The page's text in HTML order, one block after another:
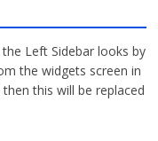
Left Sidebar looks by
the widgets screen in
this will be replaced